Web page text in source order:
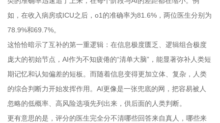
如，在收入病房或ICU之后，o1的准确率为81.6%，两位医生分别为
78.9%和69.7%。
这恰恰暗示了互补的第一重逻辑：在信息极度匮乏、逻辑组合极度
庞大的初始节点，AI作为不知疲倦的“清单大脑”，能显著弥补人类短
期记忆和认知偏差的短板。而随着信息变得更加立体、复杂，人类
的综合判断力开始发挥作用。AI更像是一张兜底的网，把容易被人
忽略的低概率、高风险选项先列出来，供后面的人类判断。
更有意思的是，评分的医生完全分不清哪些回答来自真人，哪些来